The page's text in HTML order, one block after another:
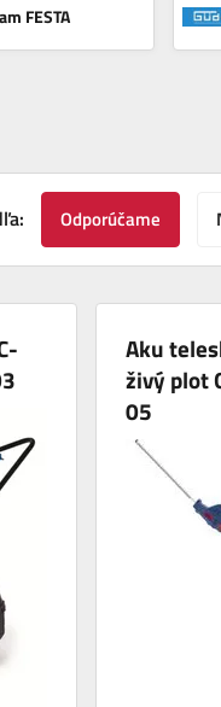
FESTA
Odporúčame
Aku
živý plot
05